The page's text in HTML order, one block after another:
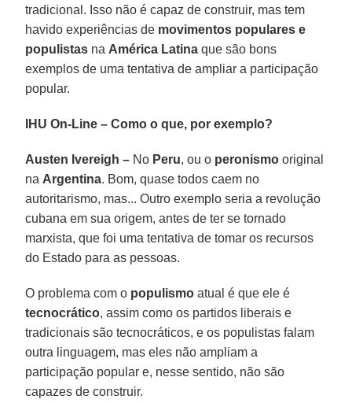
tradicional. Isso não é capaz de construir, mas tem
havido experiências de movimentos populares e
populistas na América Latina que são bons
exemplos de uma tentativa de ampliar a participação
popular.
IHU On-Line – Como o que, por exemplo?
Austen Ivereigh – No Peru, ou o peronismo original
na Argentina. Bom, quase todos caem no
autoritarismo, mas... Outro exemplo seria a revolução
cubana em sua origem, antes de ter se tornado
marxista, que foi uma tentativa de tomar os recursos
do Estado para as pessoas.
O problema com o populismo atual é que ele é
tecnocrático, assim como os partidos liberais e
tradicionais são tecnocráticos, e os populistas falam
outra linguagem, mas eles não ampliam a
participação popular e, nesse sentido, não são
capazes de construir.